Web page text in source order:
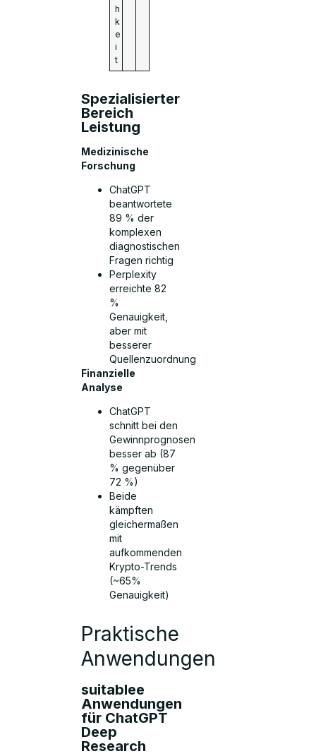
h
k
e
i
t
Spezialisierter
Bereich
Leistung
Medizinische
Forschung
ChatGPT
beantwortete
89 % der
komplexen
diagnostischen
Fragen richtig
Perplexity
erreichte 82
%
Genauigkeit,
aber mit
besserer
Quellenzuordnung
Finanzielle
Analyse
ChatGPT
schnitt bei den
Gewinnprognosen
besser ab (87
% gegenüber
72 %)
Beide
kämpften
gleichermaßen
mit
aufkommenden
Krypto-Trends
(~65%
Genauigkeit)
Praktische
Anwendungen
suitablee
Anwendungen
für ChatGPT
Deep
Research